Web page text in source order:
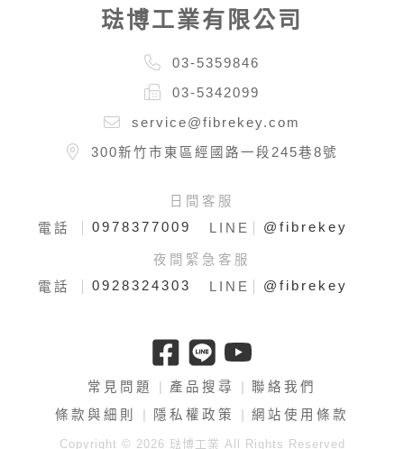
琺博工業有限公司
03-5359846
03-5342099
service@fibrekey.com
300新竹市東區經國路一段245巷8號
日間客服
電話
0978377009 LINE @fibrekey
夜間緊急客服
電話
0928324303 LINE @fibrekey
常見問題 產品搜尋
聯絡我們
條款與細則
隱私權政策 網站使用條款
Copyright © 2026 琺博工業 All Rights Reserved